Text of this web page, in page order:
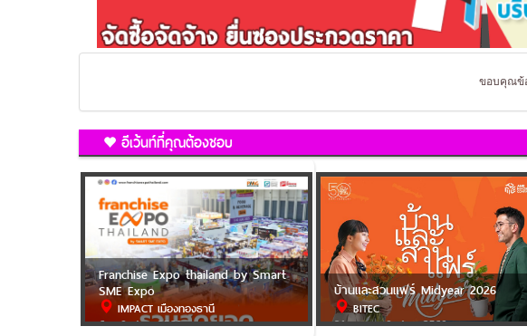
ขอบคุณข้
อีเว้นท์ที่คุณต้องชอบ
Franchise Expo thailand by Smart
SME Expo
IMPACT เมืองทองธานี
6 - 9 ส.ค. 2569
บ้านและสวนแฟร์ Midyear 2026
BITEC
31 ก.ค. - 9 ส.ค. 2569